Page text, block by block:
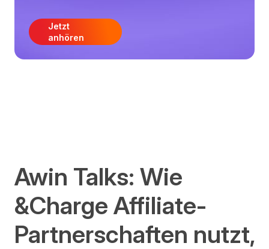
Jetzt
anhören
Awin Talks: Wie
&Charge Affiliate-
Partnerschaften nutzt,